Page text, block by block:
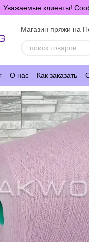
Уважаемые клиенты!
Магазин пряжи на
О нас Как заказать